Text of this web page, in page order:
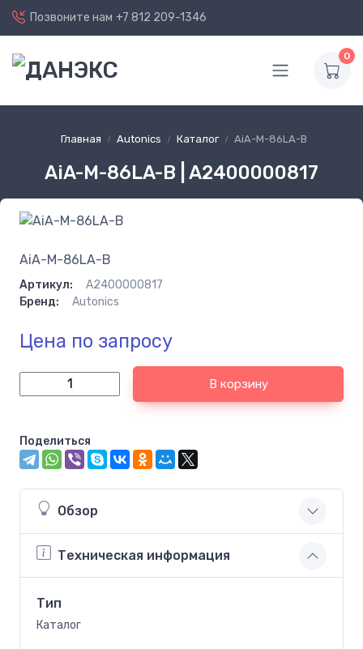
Позвоните нам +7 812 209-1346
0
Главная Autonics Каталог AiA-M-86LA-B
AiA-M-86LA-B | A2400000817
AiA-M-86LA-B
Артикул:
A2400000817
Бренд:
Autonics
Цена по запросу
В корзину
Поделиться
Обзор
Техническая информация
Тип
Каталог